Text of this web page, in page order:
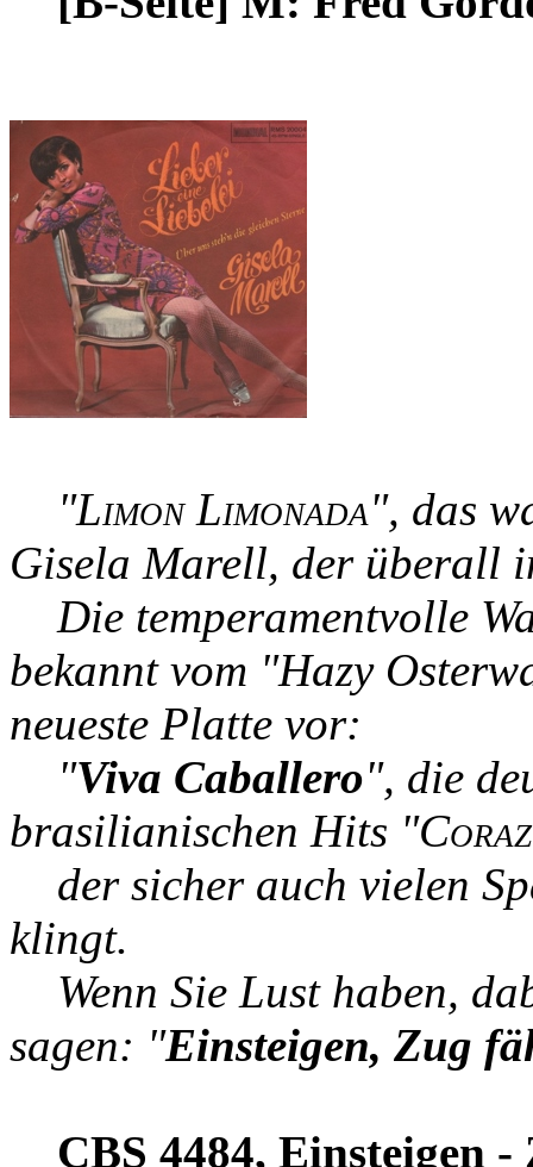
"Limon Limonada", das
Gisela Marell, der überall
Die temperamentvolle
bekannt vom "Hazy
neueste Platte vor:
"Viva Caballero", die
brasilianischen Hits "
der sicher auch vielen
klingt.
Wenn Sie Lust haben,
sagen: "Einsteigen, Zug
CBS 4484, Einsteigen